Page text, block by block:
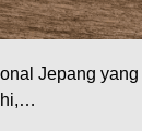
Jepang